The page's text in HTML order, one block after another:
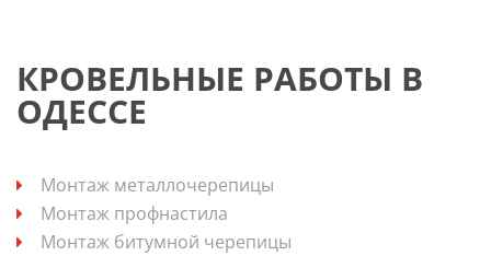
КРОВЕЛЬНЫЕ РАБОТЫ В
ОДЕССЕ
Монтаж металлочерепицы
Монтаж профнастила
Монтаж битумной черепицы